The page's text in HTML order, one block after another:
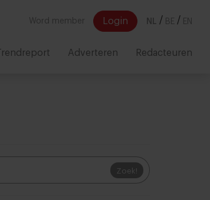
Word member Login NL / BE / EN
Trendreport Adverteren Redacteuren
Zoek!